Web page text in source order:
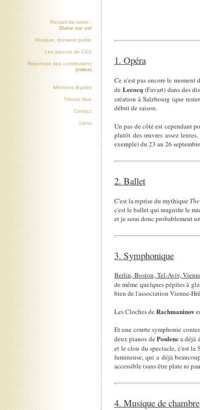
1. Opéra
Ce n'est pas encore le
de Lecocq (Favart) dans des
création à Salzbourg (que
début de saison.
Un pas de côté est cependant
plutôt des œuvres assez
exemple) du 23 au 26
2. Ballet
C'est la reprise du mythique
c'est le ballet qui magnifie le
et je serai donc probablement
3. Symphonique
Berlin, Boston, Tel-Aviv,
de même quelques pépites à
bien de l'association Vienne-
Les Cloches deRachmaninov
Et une courte symphonie
deux pianos dePoulenca déjà
et le clou du spectacle, c'est la
lumineuse, qui a déjà
accessible (sans être plate ni
4. Musique de chambre
Recueil de notes :
Diaire sur sol
Musique, domaine public
Les astuces de CSS
Répertoire des contributions
(index)
Mentions légales
Tribune libre
Contact
Liens